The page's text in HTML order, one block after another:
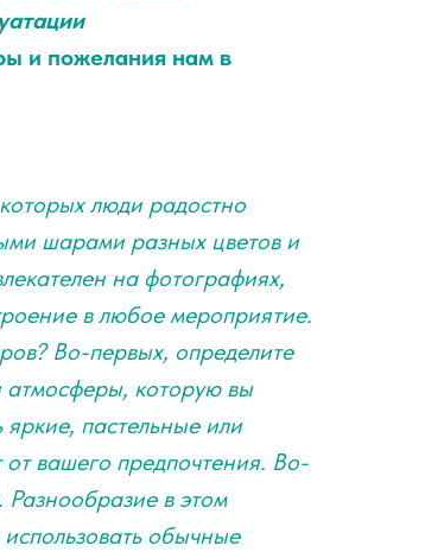
и пожелания нам в
люди радостно
шарами разных цветов и
на фотографиях,
в любое мероприятие.
Во-первых, определите
атмосферы, которую вы
пастельные или
от вашего предпочтения. Во-
в этом
обычные